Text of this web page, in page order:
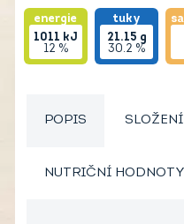
energie
1011 kJ
12 %
tuky
21.15 g
30.2 %
POPIS SLOŽENÍ
NUTRIČNÍ HODNOTY